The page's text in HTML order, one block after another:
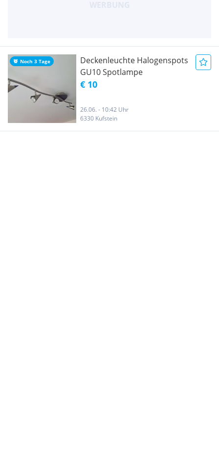
Noch 3 Tage
Deckenleuchte Halogenspots
GU10 Spotlampe
€ 10
26.06. - 10:42 Uhr
6330 Kufstein